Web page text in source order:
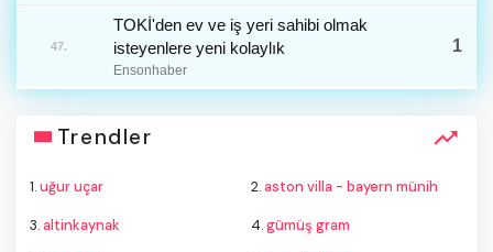
için kaçıncı kat, hangi yön, kaç odalı ve
kaç m2 ev hakkı için kura çekiliş tarihi
belli mi?
47.
TOKİ'den ev ve iş yeri sahibi olmak
isteyenlere yeni kolaylık
Ensonhaber
1
Trendler
1.uğur uçar 2.aston villa - bayern münih
3.altinkaynak 4.gümüş gram